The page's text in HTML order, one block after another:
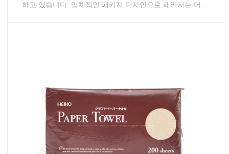
하고 있습니다. 입체적인 패키지 디자인으로 패키지는 더...